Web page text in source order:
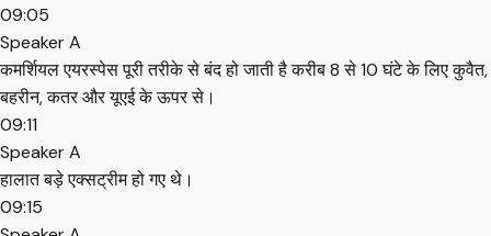
09:05
Speaker A
कमर्शियल एयरस्पेस पूरी तरीके से बंद हो जाती है करीब 8 से 10 घंटे के लिए कुवैत,
बहरीन, कतर और यूएई के ऊपर से।
09:11
Speaker A
हालात बड़े एक्सट्रीम हो गए थे।
09:15